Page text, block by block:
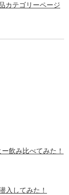
カテゴリーページ
飲み比べてみた！
入してみた！